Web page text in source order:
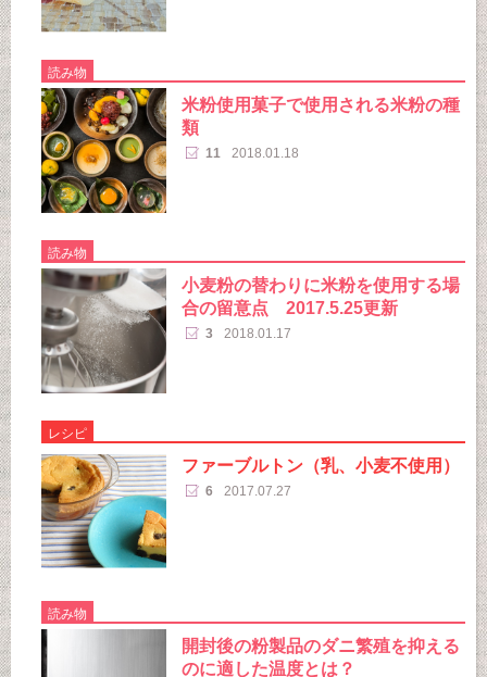
読み物
米粉使用菓子で使用される米粉の種
類
11 2018.01.18
読み物
小麦粉の替わりに米粉を使用する場
合の留意点 2017.5.25更新
3 2018.01.17
レシピ
ファーブルトン（乳、小麦不使用）
6 2017.07.27
読み物
開封後の粉製品のダニ繁殖を抑える
のに適した温度とは？